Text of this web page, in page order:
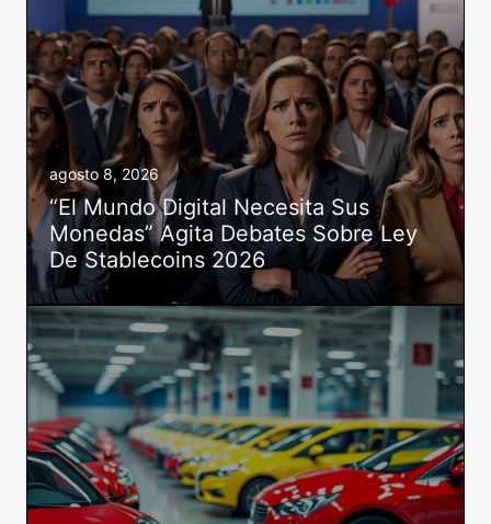
agosto 8, 2026
“El Mundo Digital Necesita Sus
Monedas” Agita Debates Sobre Ley
De Stablecoins 2026